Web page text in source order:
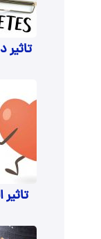
تاثیر